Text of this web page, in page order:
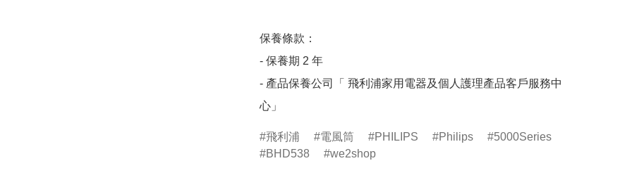
保養條款：
- 保養期 2 年
- 產品保養公司「 飛利浦家用電器及個人護理產品客戶服務中
心」
飛利浦 電風筒 PHILIPS Philips
5000Series
BHD538
we2shop